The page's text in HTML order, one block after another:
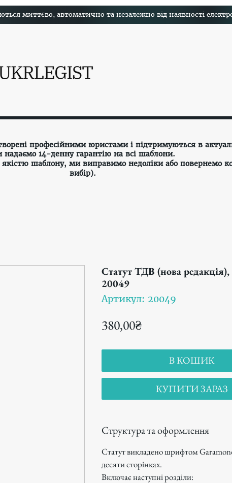
миттєво, автоматично та незалежно від наявності
професійними юристами і підтримуються в
14-денну гарантію на всі шаблони.
якістю шаблону, ми виправимо недоліки або повернемо
вибір).
Статут ТДВ (нова
20049
Артикул: 20049
380,00₴Цена
В КОШИК
КУПИТИ ЗАРАЗ
Структура та оформлення
Статут викладено шрифтом
десяти сторінках.
Включає наступні розділи: